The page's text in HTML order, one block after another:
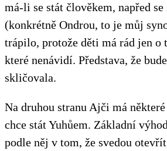
má-li se stát člověkem, napřed se
(konkrétně Ondrou, to je můj
trápilo, protože děti má rád jen o
které nenávidí. Představa, že
skličovala.
Na druhou stranu Ajči má
chce stát Yuhůem. Základní
podle něj v tom, že svedou